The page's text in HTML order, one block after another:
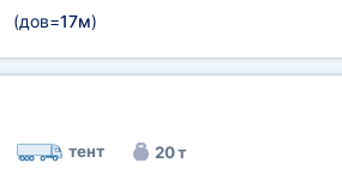
(дов=17м)
тент 20 т